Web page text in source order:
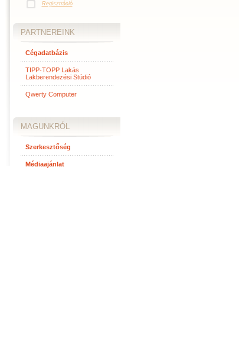
Regisztráció
PARTNEREINK
Cégadatbázis
TIPP-TOPP Lakás
Lakberendezési Stúdió
Qwerty Computer
MAGUNKRÓL
Szerkesztőség
Médiaajánlat